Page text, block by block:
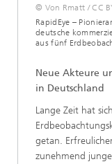
© Von Rmatt / CC
RapidEye –
deutsche
aus fünf
Neue Akteure
in Deutschland
Lange Zeit hat
getan.
zunehmend